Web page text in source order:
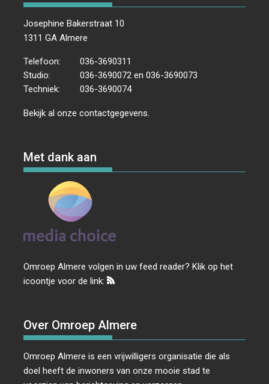
Josephine Bakerstraat 10
1311 GA Almere
Telefoon:
036-3690311
Studio:
036-3690072 en 036-3690073
Techniek:
036-3690074
Bekijk al onzecontactgegevens
Met dank aan
Omroep Almere volgen in uw feed reader? Klik op het
icoontje voor de link:
Over Omroep Almere
Omroep Almere is een vrijwilligers organisatie die als
doel heeft de inwoners van onze mooie stad te